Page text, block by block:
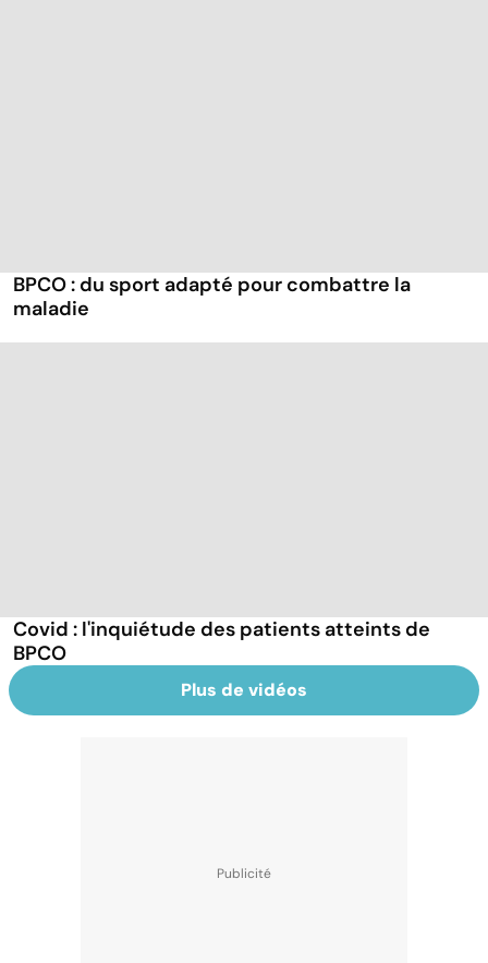
BPCO : du sport adapté pour combattre la
maladie
Covid : l'inquiétude des patients atteints de
BPCO
Plus de vidéos